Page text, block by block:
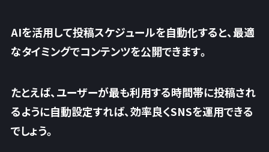
AIを活用して投稿スケジュールを自動化すると、最適
なタイミングでコンテンツを公開できます。
たとえば、ユーザーが最も利用する時間帯に投稿され
るように自動設定すれば、効率良くSNSを運用できる
でしょう。